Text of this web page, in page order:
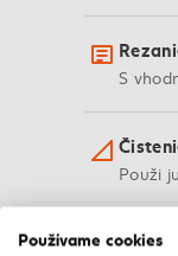
S
Použi
Používame cookies